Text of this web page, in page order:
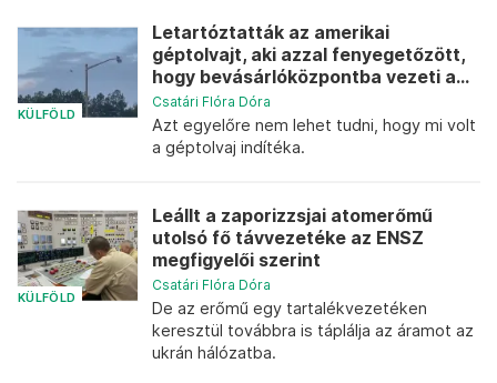
KÜLFÖLD
Letartóztatták az amerikai
géptolvajt, aki azzal fenyegetőzött,
hogy bevásárlóközpontba vezeti a...
Csatári Flóra Dóra
Azt egyelőre nem lehet tudni, hogy mi volt
a géptolvaj indítéka.
KÜLFÖLD
Leállt a zaporizzsjai atomerőmű
utolsó fő távvezetéke az ENSZ
megfigyelői szerint
Csatári Flóra Dóra
De az erőmű egy tartalékvezetéken
keresztül továbbra is táplálja az áramot az
ukrán hálózatba.